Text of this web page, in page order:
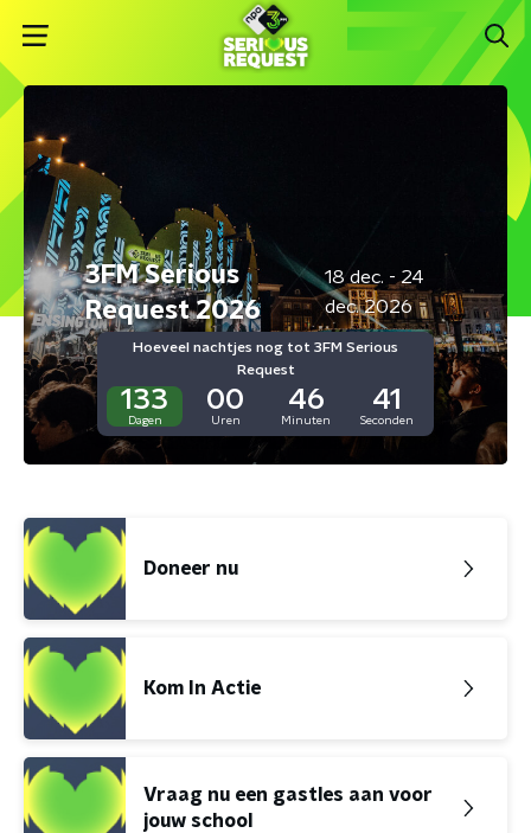
3FM Serious
Request 2026
18 dec. - 24
dec. 2026
Hoeveel nachtjes nog tot 3FM Serious
Request
133
Dagen
00
Uren
46
Minuten
41
Seconden
Doneer nu
Kom In Actie
Vraag nu een gastles aan voor
jouw school